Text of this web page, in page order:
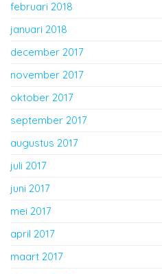
februari 2018
januari 2018
december 2017
november 2017
oktober 2017
september 2017
augustus 2017
juli 2017
juni 2017
mei 2017
april 2017
maart 2017